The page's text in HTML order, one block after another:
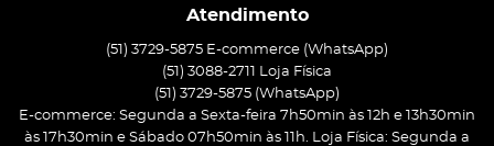
Atendimento
(51) 3729-5875 E-commerce (WhatsApp)
(51) 3088-2711 Loja Física
(51) 3729-5875 (WhatsApp)
E-commerce: Segunda a Sexta-feira 7h50min às 12h e 13h30min
às 17h30min e Sábado 07h50min às 11h. Loja Física: Segunda a